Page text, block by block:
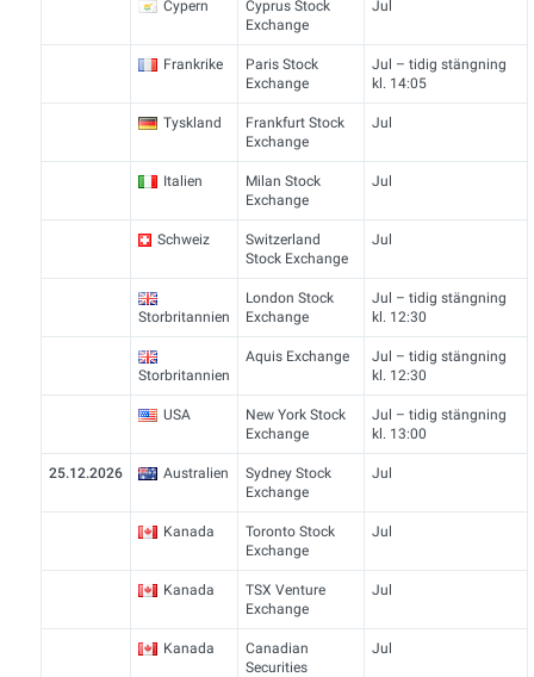
Cypern
Cyprus Stock
Exchange
Jul
Frankrike
Paris Stock
Exchange
Jul – tidig stängning
kl. 14:05
Tyskland
Frankfurt Stock
Exchange
Jul
Italien
Milan Stock
Exchange
Jul
Schweiz
Switzerland
Stock Exchange
Jul
Storbritannien
London Stock
Exchange
Jul – tidig stängning
kl. 12:30
Storbritannien
Aquis Exchange
Jul – tidig stängning
kl. 12:30
USA
New York Stock
Exchange
Jul – tidig stängning
kl. 13:00
25.12.2026 Australien
Sydney Stock
Exchange
Jul
Kanada
Toronto Stock
Exchange
Jul
Kanada
TSX Venture
Exchange
Jul
Kanada
Canadian
Securities
Jul